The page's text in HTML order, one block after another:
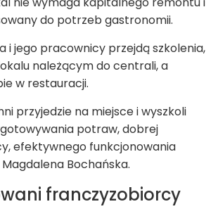
do potrzeb gastronomii.
i jego pracownicy przejdą szkolenia,
należącym do centrali, a
w restauracji.
przyjedzie na miejsce i wyszkoli
potraw, dobrej
efektywnego funkcjonowania
Bochańska.
franczyzobiorcy